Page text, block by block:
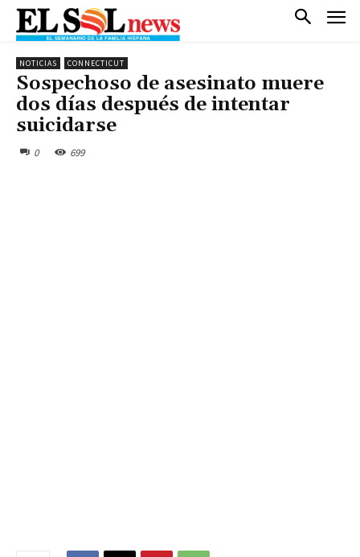
NOTICIAS CONNECTICUT
Sospechoso de asesinato muere
dos días después de intentar
suicidarse
0 699